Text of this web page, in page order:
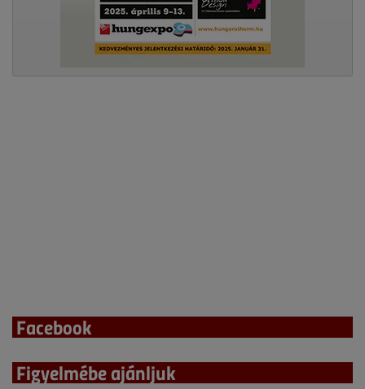
Facebook
Figyelmébe ajánljuk